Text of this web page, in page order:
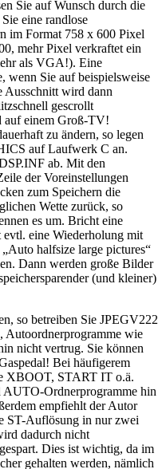
Sie auf Wunsch durch die
eine randlose
im Format 758 x 600 Pixel
mehr Pixel verkraftet ein
als VGA!). Eine
wenn Sie auf beispielsweise
Ausschnitt wird dann
gescrollt
auf einem Groß-TV!
zu ändern, so legen
auf Laufwerk C an.
ab. Mit den
der Voreinstellungen
zum Speichern die
Wette zurück, so
es um. Bricht eine
eine Wiederholung mit
halfsize large pictures“
Dann werden große Bilder
(und kleiner)
so betreiben Sie JPEGV222
Autoordnerprogramme wie
nicht vertrug. Sie können
Bei häufigerem
XBOOT, START IT o.ä.
Ordnerprogramme hin
empfiehlt der Autor
ST-Auflösung in nur zwei
dadurch nicht
Dies ist wichtig, da im
gehalten werden, nämlich